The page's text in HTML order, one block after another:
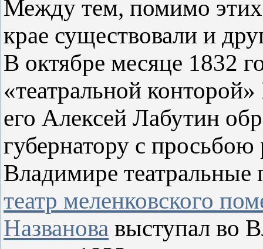
Между тем, помимо
крае существовали и
В октябре месяце 1832
«театральной
его Алексей Лабутин
губернатору с
Владимире театральные
театр меленковского
Названова выступал во